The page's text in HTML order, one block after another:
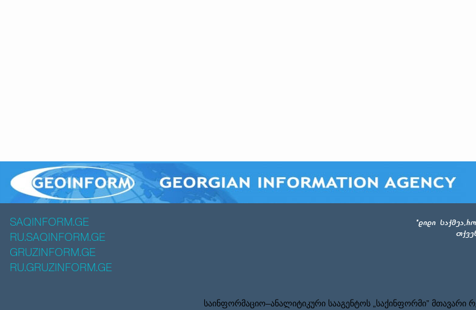
SAQINFORM.GE
RU.SAQINFORM.GE
GRUZINFORM.GE
RU.GRUZINFORM.GE
საინფორმაციო–ანალიტიკური სააგენტოს „საქინფორმი”